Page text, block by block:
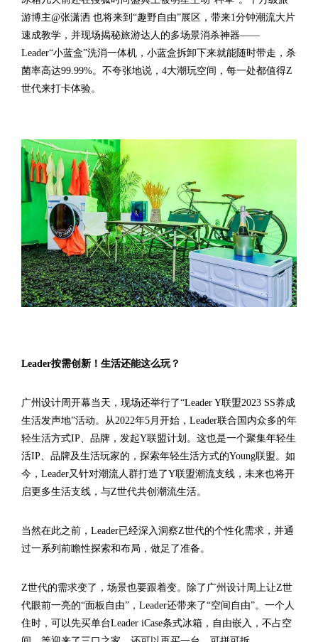
游博主@张潇洒 也将来到“趣野自由”展区，带来1分钟潮流大片
速成教学，并现场揭秘旅游达人的多场景消杀神器——
Leader“小蓝盒”洗消一体机，小蓝盒拆卸下来就能随时带走，杀
菌率高达99.99%。不夸张地说，4大潮玩空间，每一处都值得Z
世代来打卡体验。
Leader按需创新！生活还能这么玩？
广州设计周开幕当天，现场还举行了“Leader Y联盟2023 SS养成
生活发声地”活动。从2022年5月开始，Leader联合国内众多的年
轻生活方式IP、品牌，发起Y联盟计划。这也是一个聚集年轻生
活IP、品牌及生活玩家的，探索年轻生活方式的Young联盟。如
今，Leader又针对潮流人群打造了Y联盟潮流支线，未来也将开
启更多生活支线，与Z世代共创潮流生活。
当然在此之前，Leader已经深入洞察Z世代的个性化需求，并通
过一系列前瞻性探索和布局，做足了准备。
Z世代的需求变了，场景也要跟着变。除了广州设计周上让Z世
代眼前一亮的“面板自由”，Leader还带来了“空间自由”。一个人
住时，可以先买单台Leader iCase条式冰箱，自由嵌入，不占空